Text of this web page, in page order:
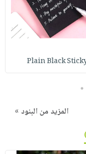
Plain Black
5
المزيد من البنود »